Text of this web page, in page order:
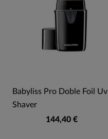
Babyliss Pro Doble Foil Uv
Shaver
144,40 €